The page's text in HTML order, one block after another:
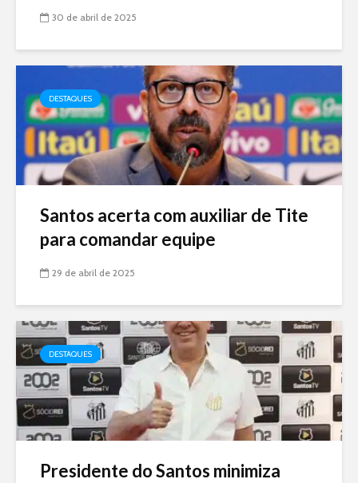
30 de abril de 2025
DESTAQUES
Santos acerta com auxiliar de Tite
para comandar equipe
29 de abril de 2025
DESTAQUES
Presidente do Santos minimiza